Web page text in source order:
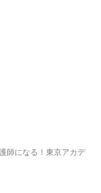
師になる！東京アカデ